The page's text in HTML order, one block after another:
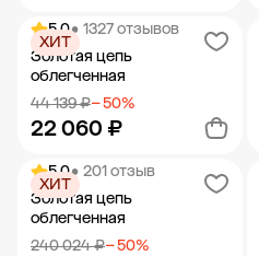
Добавить в корзину
5.0• 1327 отзывов
Золотая цепь
облегченная
44 139 ₽− 50%
22 060 ₽
ХИТ
Добавить в корзину
5.0• 201 отзыв
Золотая цепь
облегченная
240 024 ₽− 50%
ХИТ